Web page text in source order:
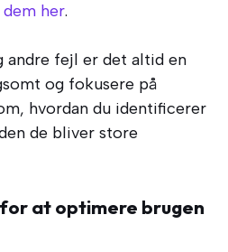
her.
andre fejl er det altid en
og fokusere på
hvordan du identificerer
de bliver store
at optimere brugen